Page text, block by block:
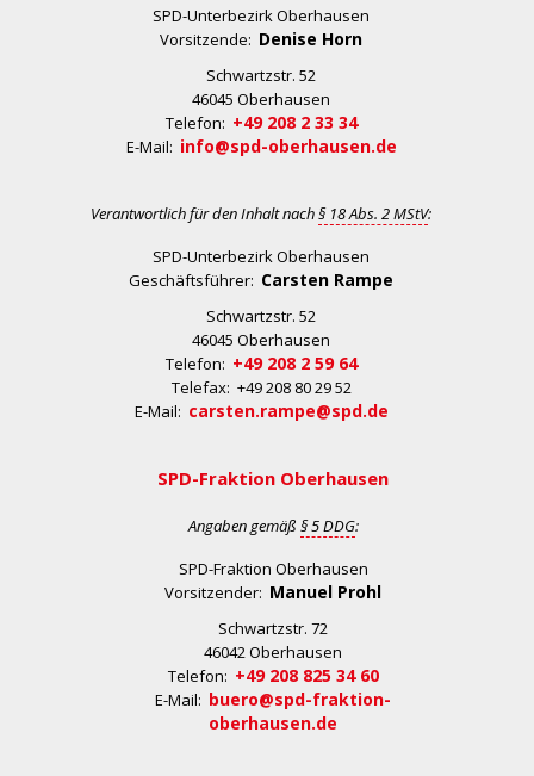
SPD-Unterbezirk Oberhausen
Vorsitzende: Denise Horn
Schwartzstr. 52
46045 Oberhausen
Telefon: +49 208 2 33 34
E-Mail: info@spd-oberhausen.de
Verantwortlich für den Inhalt nach§ 18 Abs. 2 MStV:
SPD-Unterbezirk Oberhausen
Geschäftsführer: Carsten Rampe
Schwartzstr. 52
46045 Oberhausen
Telefon: +49 208 2 59 64
Telefax: +49 208 80 29 52
E-Mail: carsten.rampe@spd.de
SPD-Fraktion Oberhausen
Angaben gemäß § 5 DDG:
SPD-Fraktion Oberhausen
Vorsitzender: Manuel Prohl
Schwartzstr. 72
46042 Oberhausen
Telefon: +49 208 825 34 60
E-Mail: buero@spd-fraktion-
oberhausen.de